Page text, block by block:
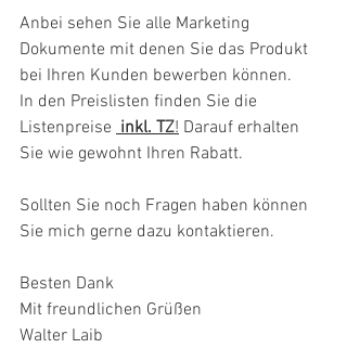
Anbei sehen Sie alle Marketing
Dokumente mit denen Sie das Produkt
bei Ihren Kunden bewerben können.
In den Preislisten finden Sie die
Listenpreise inkl. TZ! Darauf erhalten
Sie wie gewohnt Ihren Rabatt.
Sollten Sie noch Fragen haben können
Sie mich gerne dazu kontaktieren.
Besten Dank
Mit freundlichen Grüßen
Walter Laib